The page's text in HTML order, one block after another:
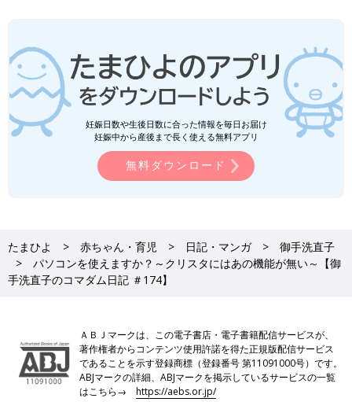
妊娠日数や生後日数に合った情報を毎日お届け
妊娠中から産後まで長く使える無料アプリ
無料ダウンロード
たまひよ 赤ちゃん・育児 日記・マンガ
御手洗直子
パソコンを使えますか？～クリスタにはあの機能が無い～【御
手洗直子のコマダム日記 ＃174】
ＡＢＪマークは、この電子書店・電子書籍配信サービスが、
著作権者からコンテンツ使用許諾を得た正規版配信サービス
であることを示す登録商標（登録番号 第11091000号）です。
ABJマークの詳細、ABJマークを掲示しているサービスの一覧
はこちら→https://aebs.or.jp/